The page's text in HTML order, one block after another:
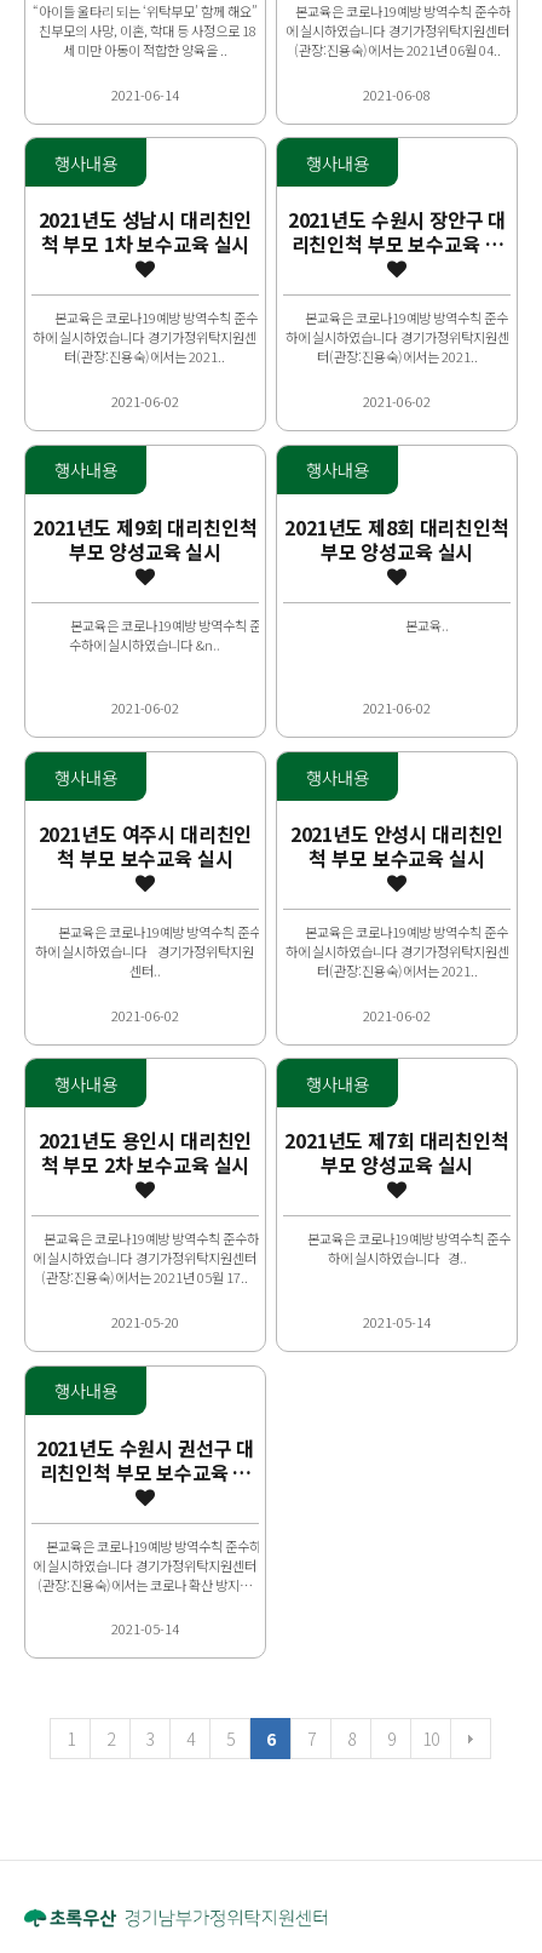
“아이들 울타리 되는 ‘위탁부모’ 함께 해요”
세 미만 아동이 적합한 양육을 ..
2021-06-14
에 실시하였습니다 경기가정위탁지원센터
(관장:진용숙)에서는 2021년 06월 04..
2021-06-08
행사내용
2021년도 성남시 대리친인
척 부모 1차 보수교육 실시
본교육은 코로나19예방 방역수칙 준수
하에 실시하였습니다 경기가정위탁지원센
터(관장:진용숙)에서는 2021..
2021-06-02
행사내용
2021년도 수원시 장안구 대
리친인척 부모 보수교육 실
시
하에 실시하였습니다 경기가정위탁지원센
터(관장:진용숙)에서는 2021..
2021-06-02
행사내용
2021년도 제9회 대리친인척
부모 양성교육 실시
수하에 실시하였습니다 &n..
2021-06-02
행사내용
2021년도 제8회 대리친인척
부모 양성교육 실시
본교육..
2021-06-02
행사내용
2021년도 여주시 대리친인
척 부모 보수교육 실시
하에 실시하였습니다 경기가정위탁지원
센터..
2021-06-02
행사내용
2021년도 안성시 대리친인
척 부모 보수교육 실시
하에 실시하였습니다 경기가정위탁지원센
터(관장:진용숙)에서는 2021..
2021-06-02
행사내용
2021년도 용인시 대리친인
척 부모 2차 보수교육 실시
에 실시하였습니다 경기가정위탁지원센터
(관장:진용숙)에서는 2021년 05월 17..
2021-05-20
행사내용
2021년도 제7회 대리친인척
부모 양성교육 실시
하에 실시하였습니다 경..
2021-05-14
행사내용
2021년도 수원시 권선구 대
리친인척 부모 보수교육 실
시
본교육은 코로나19예방 방역수칙 준수하
에 실시하였습니다 경기가정위탁지원센터
(관장:진용숙)에서는 코로나 확산 방지를
2021-05-14
1 2 3 4 5 6 7 8 9 10